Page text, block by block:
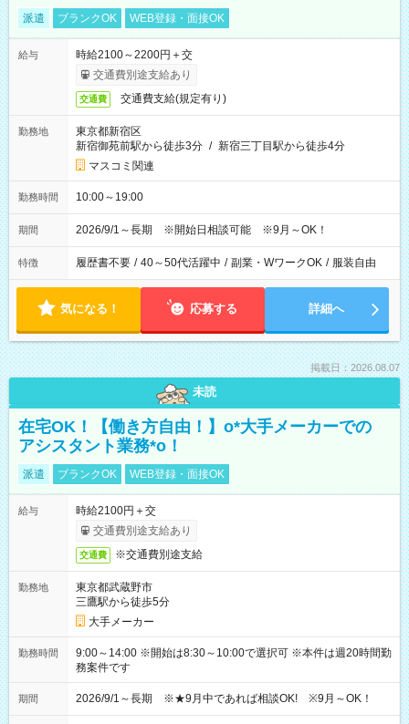
派遣 ブランクOK WEB登録・面接OK
給与
時給2100～2200円＋交
交通費別途支給あり
交通費 交通費支給(規定有り)
勤務地
東京都新宿区
新宿御苑前駅から徒歩3分 / 新宿三丁目駅から徒歩4分
マスコミ関連
勤務時間 10:00～19:00
期間 2026/9/1～長期 ※開始日相談可能 ※9月～OK！
特徴 履歴書不要 / 40～50代活躍中 / 副業・WワークOK / 服装自由
気になる！ 応募する 詳細へ
掲載日：2026.08.07
未読
在宅OK！【働き方自由！】o*大手メーカーでの
アシスタント業務*o！
派遣 ブランクOK WEB登録・面接OK
給与
時給2100円＋交
交通費別途支給あり
交通費 ※交通費別途支給
勤務地
東京都武蔵野市
三鷹駅から徒歩5分
大手メーカー
勤務時間
9:00～14:00 ※開始は8:30～10:00で選択可 ※本件は週20時間勤
務案件です
期間 2026/9/1～長期 ※★9月中であれば相談OK! ※9月～OK！